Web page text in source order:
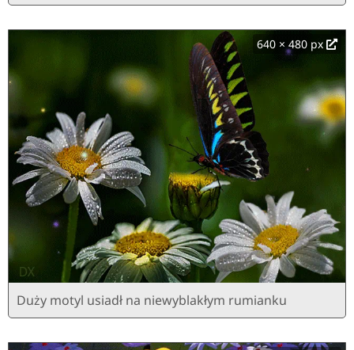
640 × 480 px
Duży motyl usiadł na niewyblakłym rumianku